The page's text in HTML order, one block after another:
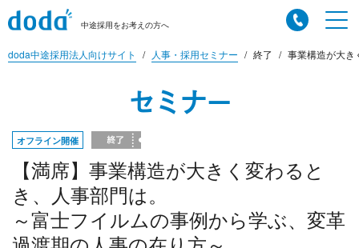
中途採用をお考えの方へ
doda中途採用法人向けサイト 人事・採用セミナー 終了 事業構造が大き
セミナー
オフライン開催
【満席】事業構造が大きく変わると
き、人事部門は。
～富士フイルムの事例から学ぶ、変革